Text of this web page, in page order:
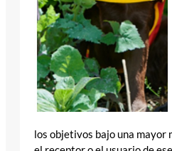
los objetivos bajo una mayor